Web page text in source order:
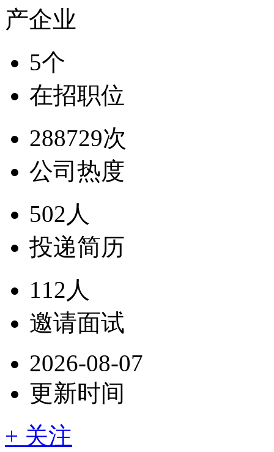
产企业
5个
在招职位
288729次
公司热度
502人
投递简历
112人
邀请面试
2026-08-07
更新时间
+ 关注